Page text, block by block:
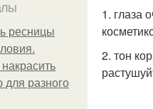
ресницы
разного
1. глаза
2. тон